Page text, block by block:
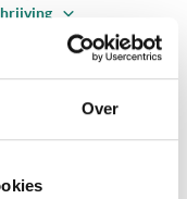
Over
vaat erin. Het
intensief gedraaid,
hoger dan 90 cm